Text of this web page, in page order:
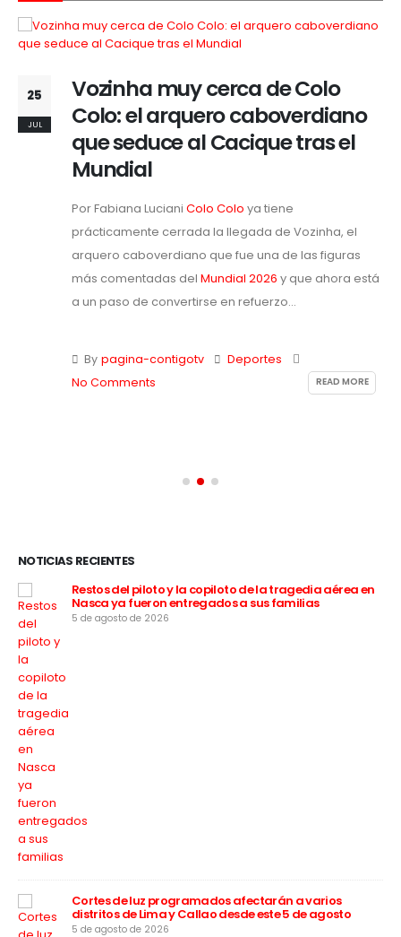
25
JUL
Vozinha muy cerca de Colo
Colo: el arquero caboverdiano
que seduce al Cacique tras el
Mundial
Por Fabiana Luciani Colo Colo ya tiene
prácticamente cerrada la llegada de Vozinha, el
arquero caboverdiano que fue una de las figuras
más comentadas del Mundial 2026 y que ahora está
a un paso de convertirse en refuerzo...
By pagina-contigotv
Deportes
No Comments
READ MORE
NOTICIAS RECIENTES
Restos del piloto y la copiloto de la tragedia aérea en
Nasca ya fueron entregados a sus familias
5 de agosto de 2026
Cortes de luz programados afectarán a varios
distritos de Lima y Callao desde este 5 de agosto
5 de agosto de 2026